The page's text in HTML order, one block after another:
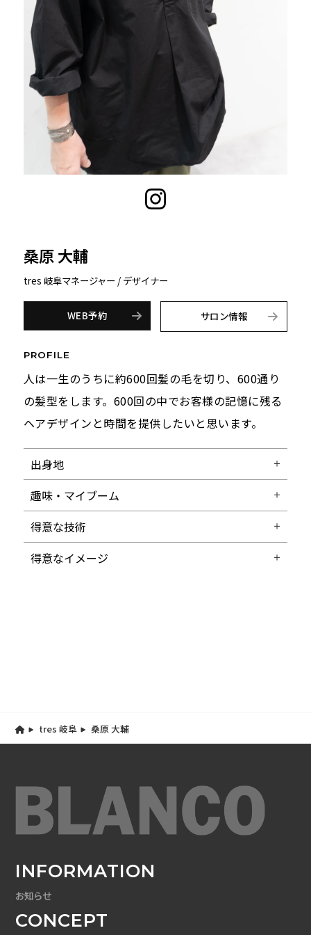
桑原 大輔
tres 岐阜マネージャー / デザイナー
WEB予約 サロン情報
PROFILE
人は一生のうちに約600回髪の毛を切り、600通り
の髪型をします。600回の中でお客様の記憶に残る
ヘアデザインと時間を提供したいと思います。
出身地
趣味・マイブーム
得意な技術
得意なイメージ
tres 岐阜 桑原 大輔
INFORMATION
お知らせ
CONCEPT